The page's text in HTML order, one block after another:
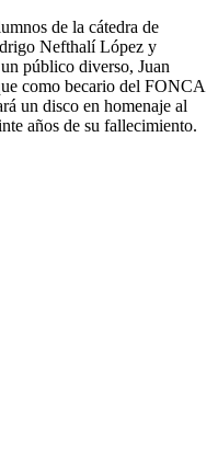
de la cátedra de
Nefthalí López y
público diverso, Juan
como becario del FONCA
un disco en homenaje al
años de su fallecimiento.